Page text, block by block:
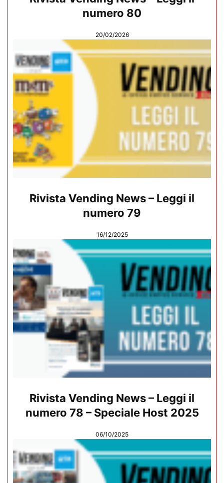
numero 80
20/02/2026
Rivista Vending News – Leggi il
numero 79
16/12/2025
Rivista Vending News – Leggi il
numero 78 – Speciale Host 2025
06/10/2025